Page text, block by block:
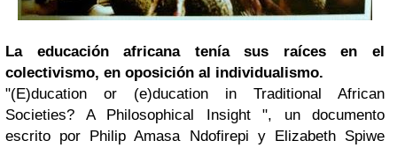
La educación africana tenía sus raíces en el
colectivismo, en oposición al individualismo.
"(E)ducation or (e)ducation in Traditional African
Societies? A Philosophical Insight ", un documento
escrito por Philip Amasa Ndofirepi y Elizabeth Spiwe